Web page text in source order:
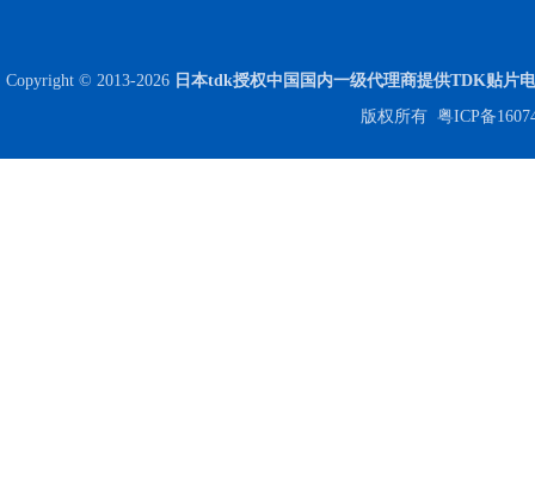
Copyright © 2013-2026 日本tdk授权中国国内一级代理商提供TDK贴片
版权所有 粤ICP备